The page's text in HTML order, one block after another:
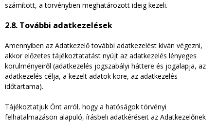
számított, a törvényben meghatározott ideig kezeli.
2.8. További adatkezelések
Amennyiben az Adatkezelő további adatkezelést kíván végezni,
akkor előzetes tájékoztatatást nyújt az adatkezelés lényeges
körülményeiről (adatkezelés jogszabályi háttere és jogalapja, az
adatkezelés célja, a kezelt adatok köre, az adatkezelés
időtartama).
Tájékoztatjuk Önt arról, hogy a hatóságok törvényi
felhatalmazáson alapuló, írásbeli adatkéréseit az Adatkezelőnek